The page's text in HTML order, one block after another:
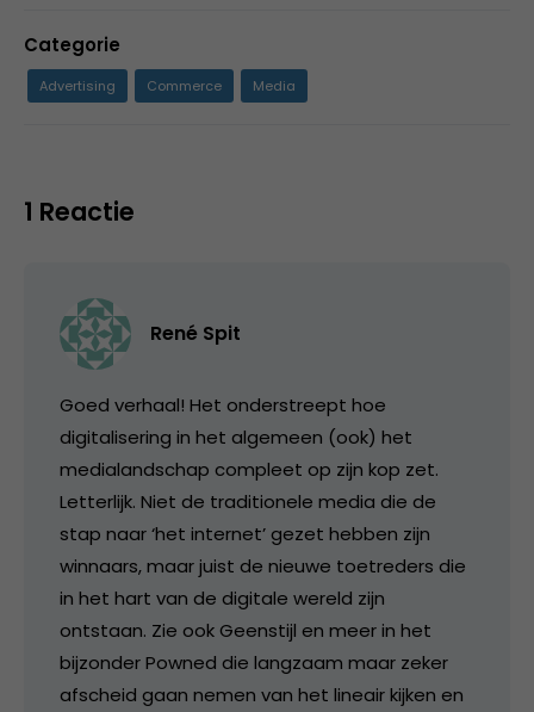
Categorie
Advertising Commerce Media
1 Reactie
René Spit
Goed verhaal! Het onderstreept hoe
digitalisering in het algemeen (ook) het
medialandschap compleet op zijn kop zet.
Letterlijk. Niet de traditionele media die de
stap naar ‘het internet’ gezet hebben zijn
winnaars, maar juist de nieuwe toetreders die
in het hart van de digitale wereld zijn
ontstaan. Zie ook Geenstijl en meer in het
bijzonder Powned die langzaam maar zeker
afscheid gaan nemen van het lineair kijken en